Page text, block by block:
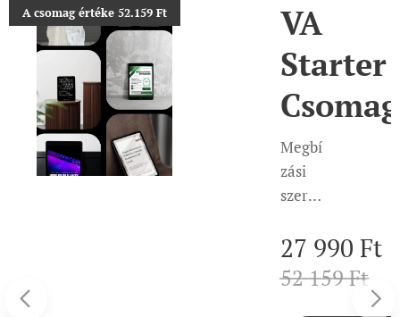
a
A csomag értéke 52.159 Ft
VA
Starter
Csomag
Megbí
zási
szerző
sablon
,
onboa
27 990 Ft
52 159Ft